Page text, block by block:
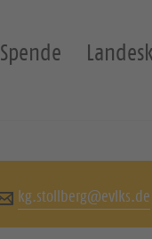
Spende
kg.stollberg@evlks.de